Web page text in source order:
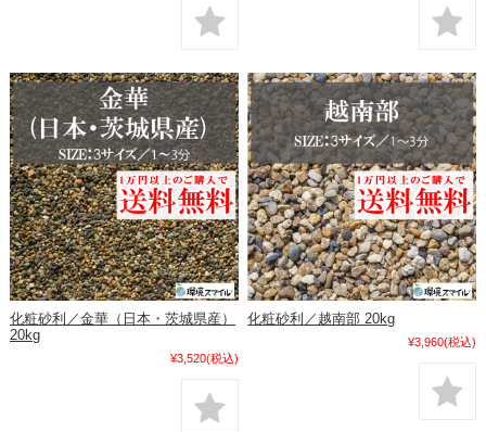
化粧砂利／金華（日本・茨城県産）
20kg
¥3,520(税込)
化粧砂利／越南部 20kg
¥3,960(税込)